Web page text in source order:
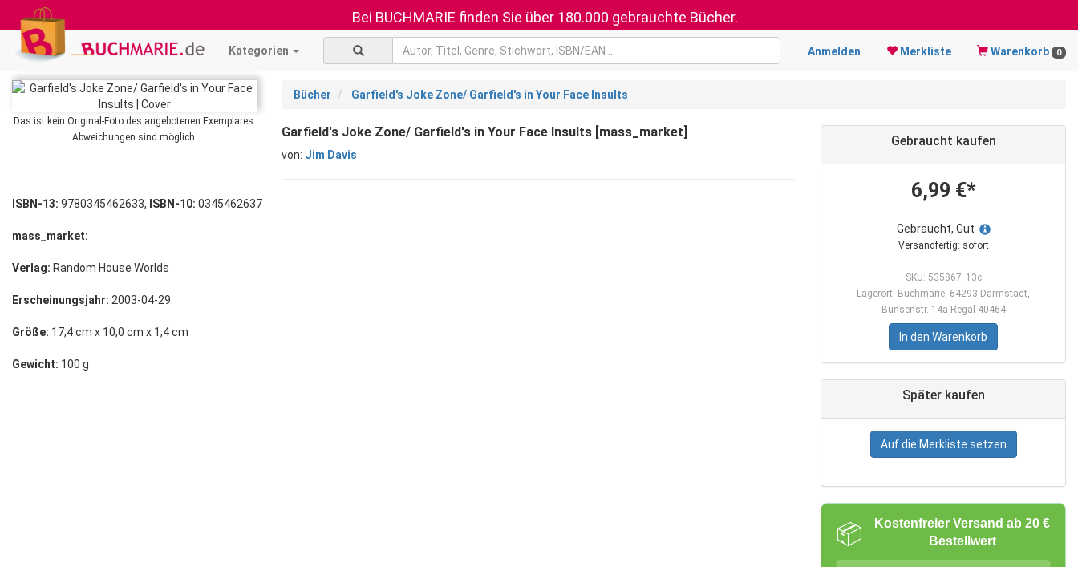
Bei BUCHMARIE finden Sie über 180.000 gebrauchte Bücher.
Kategorien Anmelden Merkliste Warenkorb 0
Das ist kein Original-Foto des angebotenen Exemplares.
Abweichungen sind möglich.
Bücher Garfield's Joke Zone/ Garfield's in Your Face Insults
Garfield's Joke Zone/ Garfield's in Your Face Insults [mass_market]
von: Jim Davis
Gebraucht kaufen
6,99 €*
Gebraucht, Gut
Versandfertig: sofort
SKU: 535867_13c
Lagerort: Buchmarie, 64293 Darmstadt,
Bunsenstr. 14a Regal 40464
In den Warenkorb
Später kaufen
Auf die Merkliste setzen
📦
Kostenfreier Versand ab 20 €
Bestellwert
ISBN-13: 9780345462633, ISBN-10: 0345462637
mass_market:
Verlag: Random House Worlds
Erscheinungsjahr: 2003-04-29
Größe: 17,4 cm x 10,0 cm x 1,4 cm
Gewicht: 100 g